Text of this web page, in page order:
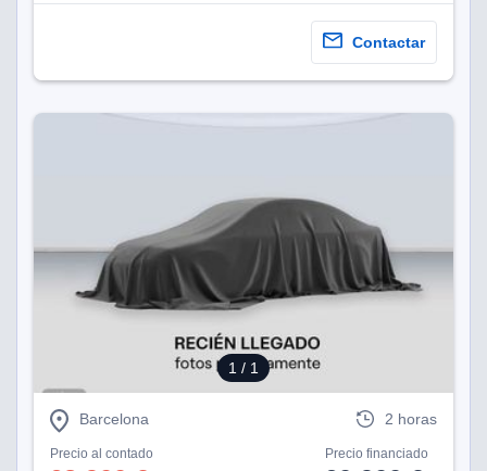
Contactar
1 / 1
Barcelona 2 horas
Precio al contado Precio financiado